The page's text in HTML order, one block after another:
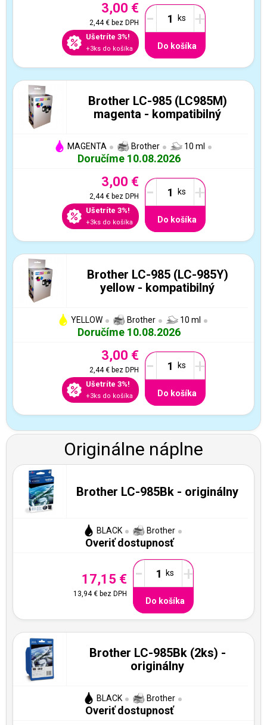
3,00 €
2,44 €bez DPH
Ušetríte 3%!
+3ks do košíka
- +
Do košíka
Brother LC-985 (LC985M)
magenta - kompatibilný
MAGENTA Brother 10 ml
Doručíme 10.08.2026
3,00 €
2,44 €bez DPH
Ušetríte 3%!
+3ks do košíka
- +
Do košíka
Brother LC-985 (LC-985Y)
yellow - kompatibilný
YELLOW Brother 10 ml
Doručíme 10.08.2026
3,00 €
2,44 €bez DPH
Ušetríte 3%!
+3ks do košíka
- +
Do košíka
Originálne náplne
Brother LC-985Bk - originálny
BLACK Brother
Overiť dostupnosť
17,15 €
13,94 € bez DPH
- +
Do košíka
Brother LC-985Bk (2ks) -
originálny
BLACK Brother
Overiť dostupnosť